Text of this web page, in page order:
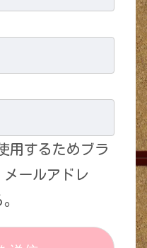
用するためブラ
ールアドレ